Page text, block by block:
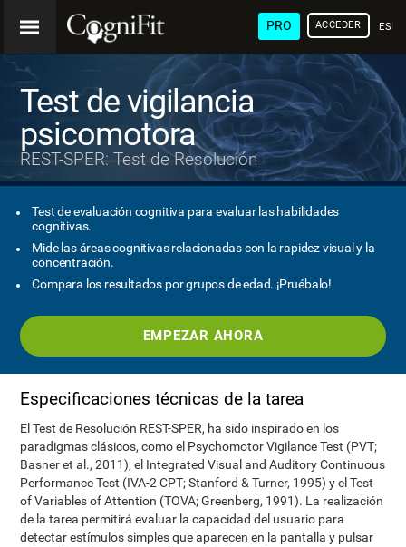
PRO ACCEDER
Test de vigilancia
psicomotora
REST-SPER: Test de Resolución
Test de evaluación cognitiva para evaluar las habilidades
cognitivas.
Mide las áreas cognitivas relacionadas con la rapidez visual y la
concentración.
Compara los resultados por grupos de edad. ¡Pruébalo!
EMPEZAR AHORA
Especificaciones técnicas de la tarea
El Test de Resolución REST-SPER, ha sido inspirado en los
paradigmas clásicos, como el Psychomotor Vigilance Test (PVT;
Basner et al., 2011), el Integrated Visual and Auditory Continuous
Performance Test (IVA-2 CPT; Stanford & Turner, 1995) y el Test
of Variables of Attention (TOVA; Greenberg, 1991). La realización
de la tarea permitirá evaluar la capacidad del usuario para
detectar estímulos simples que aparecen en la pantalla y pulsar